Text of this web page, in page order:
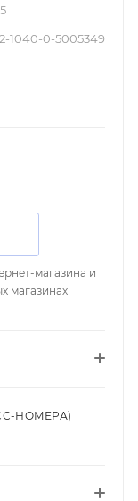
2-1040-0-5005349
магазина и
магазинах
НОМЕРА)